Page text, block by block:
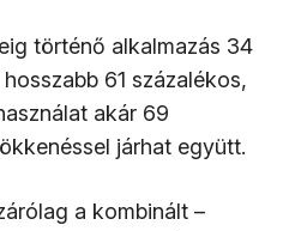
történő alkalmazás 34
61 százalékos,
akár 69
járhat együtt.
a kombinált –